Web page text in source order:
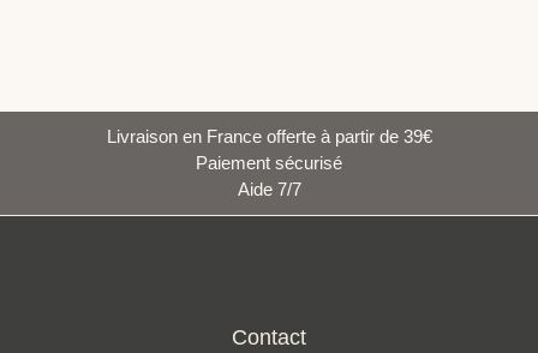
Livraison en France offerte à partir de 39€
Paiement sécurisé
Aide 7/7
Contact